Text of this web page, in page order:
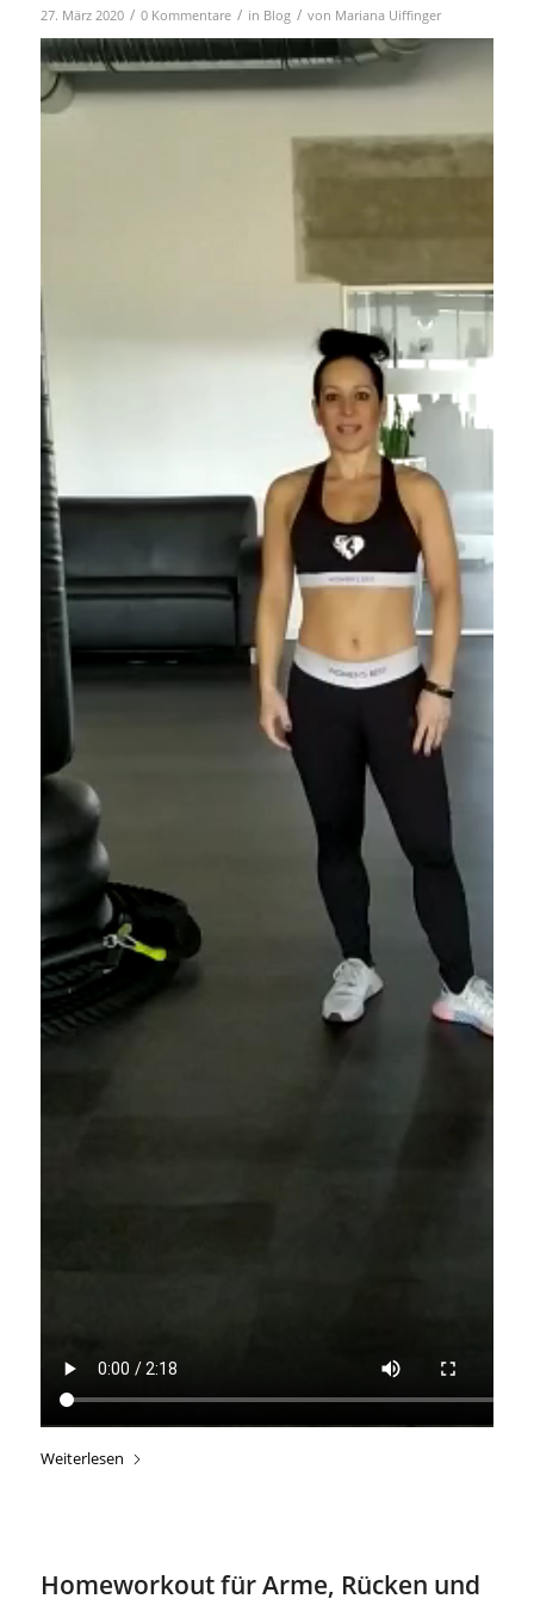
27. März 2020 / 0 Kommentare / in Blog / von Mariana Uiffinger
Weiterlesen
Homeworkout für Arme, Rücken und